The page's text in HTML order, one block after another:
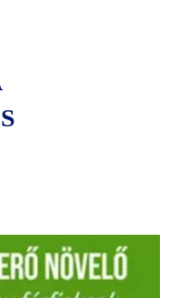
Ft.
price
is:
48000 Ft.